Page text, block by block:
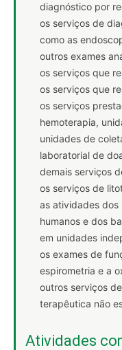
diagnóstico por
os serviços de
como as
outros exames
os serviços que
os serviços que
os serviços
hemoterapia,
unidades de
laboratorial de
demais serviços
os serviços de
as atividades dos
humanos e dos
em unidades
os exames de
espirometria e a
outros serviços
terapêutica não
Atividades